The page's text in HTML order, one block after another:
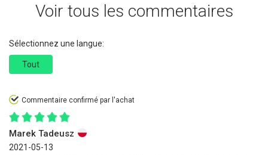
Voir tous les commentaires
Sélectionnez une langue:
Tout
Commentaire confirmé par l'achat
Marek Tadeusz
2021-05-13